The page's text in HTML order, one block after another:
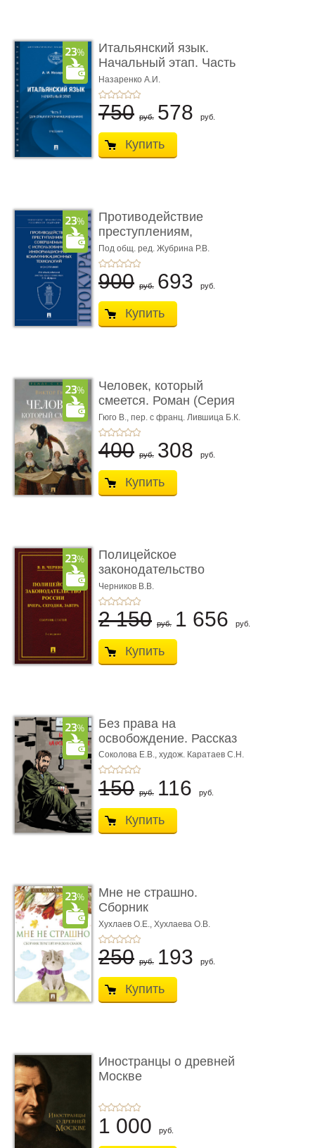
Итальянский язык.
Начальный этап. Часть
2. Учеб� ...
Назаренко А.И.
750 руб. 578 руб.
Купить
Противодействие
преступлениям,
совершаемым с ...
Под общ. ред. Жубрина Р.В.
900 руб. 693 руб.
Купить
Человек, который
смеется. Роман (Серия
«Роман с ...
Гюго В., пер. с франц. Лившица Б.К.
400 руб. 308 руб.
Купить
Полицейское
законодательство
России: вчера, с� ...
Черников В.В.
2 150 руб. 1 656 руб.
Купить
Без права на
освобождение. Рассказ
Соколова Е.В., худож. Каратаев С.Н.
150 руб. 116 руб.
Купить
Мне не страшно.
Сборник
терапевтических
сказо� ...
Хухлаев О.Е., Хухлаева О.В.
250 руб. 193 руб.
Купить
Иностранцы о древней
Москве
1 000 руб.